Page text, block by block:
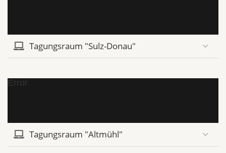
Tagungsraum "Sulz-Donau"
Error
Tagungsraum "Altmühl"